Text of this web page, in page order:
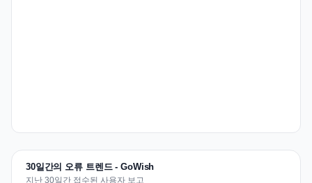
30일간의 오류 트렌드 - GoWish
지난 30일간 접수된 사용자 보고